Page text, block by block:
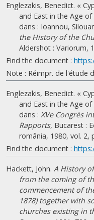
Englezakis, Benedict. «
and East in the Age
dans : Ioannou,
the History of the
Aldershot : Variorum,
Find the document :
Note : Réimpr. de l'étude
Englezakis, Benedict. «
and East in the Age
dans : XVe Congrès
Rapports, Bucarest :
românia, 1980, vol. 2,
Find the document :
Hackett, John. A History
from the coming of
commencement of
1878) together with
churches existing in